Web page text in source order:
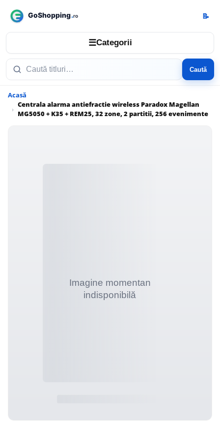
☰Categorii
Caută
📝
Acasă
Centrala alarma antiefractie wireless Paradox Magellan
MG5050 + K35 + REM25, 32 zone, 2 partitii, 256 evenimente